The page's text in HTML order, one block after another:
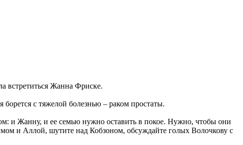
встретиться Жанна Фриске.
с тяжелой болезнью – раком простаты.
и Жанну, и ее семью нужно оставить в покое. Нужно, чтобы они
и Аллой, шутите над Кобзоном, обсуждайте голых Волочкову с